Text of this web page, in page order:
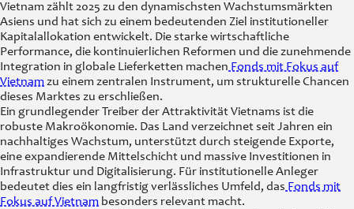
Vietnam zählt 2025 zu den dynamischsten Wachstumsmärkten
Asiens und hat sich zu einem bedeutenden Ziel institutioneller
Kapitalallokation entwickelt. Die starke wirtschaftliche
Performance, die kontinuierlichen Reformen und die zunehmende
Integration in globale Lieferketten machen Fonds mit Fokus auf
Vietnam zu einem zentralen Instrument, um strukturelle Chancen
dieses Marktes zu erschließen.
Ein grundlegender Treiber der Attraktivität Vietnams ist die
robuste Makroökonomie. Das Land verzeichnet seit Jahren ein
nachhaltiges Wachstum, unterstützt durch steigende Exporte,
eine expandierende Mittelschicht und massive Investitionen in
Infrastruktur und Digitalisierung. Für institutionelle Anleger
bedeutet dies ein langfristig verlässliches Umfeld, das Fonds mit
Fokus auf Vietnam besonders relevant macht.